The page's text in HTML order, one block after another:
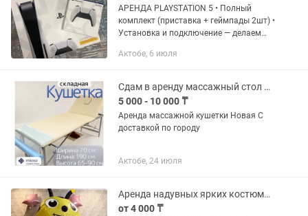
АРЕНДА PLAYSTATION 5 • Полный
комплект (приставка + геймпады 2шт) •
Установка и подключение — делаем
ЦЕНЫ: 1 день — 5 000 тг 2 дня — 8 000
Актобе, 6 июля
Сдам в аренду массажный стол кушетка
5 000 - 10 000 ₸
Аренда массажной кушетки Новая С
доставкой по городу
Актобе, 24 июля
Аренда надувных ярких костюмов !
от 4 000 ₸